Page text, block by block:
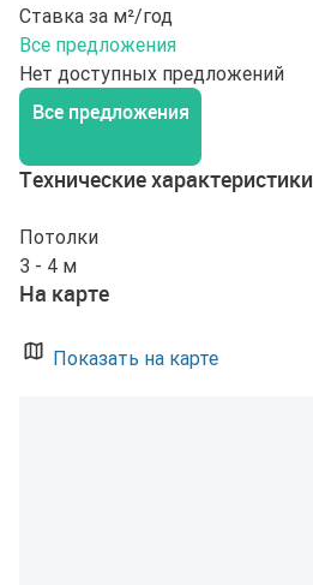
Ставка за м²/год
Все предложения
Нет доступных предложений
Все предложения
Технические характеристики
Потолки
3 - 4 м
На карте
Показать на карте